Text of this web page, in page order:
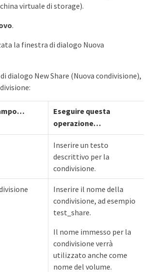
virtuale di storage).
.
la finestra di dialogo Nuova
dialogo New Share (Nuova condivisione),
Eseguire questa
operazione…​
Inserire un testo
descrittivo per la
condivisione.
Inserire il nome della
condivisione, ad esempio
test_share.
Il nome immesso per la
condivisione verrà
utilizzato anche come
nome del volume.